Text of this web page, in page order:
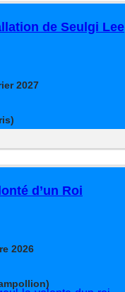
de Seulgi Lee
2027
d’un Roi
2026